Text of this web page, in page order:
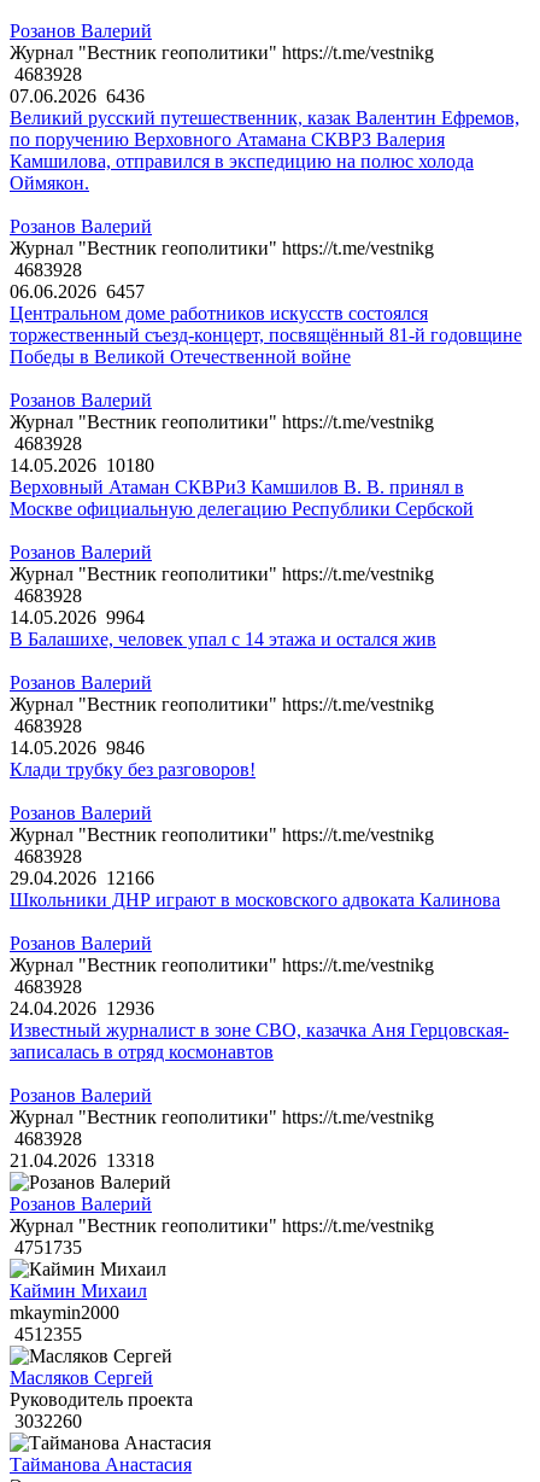
Розанов Валерий
Журнал "Вестник геополитики" https://t.me/vestnikg
4683928
07.06.2026 6436
Великий русский путешественник, казак Валентин Ефремов,
по поручению Верховного Атамана СКВРЗ Валерия
Камшилова, отправился в экспедицию на полюс холода
Оймякон.
Розанов Валерий
Журнал "Вестник геополитики" https://t.me/vestnikg
4683928
06.06.2026 6457
Центральном доме работников искусств состоялся
торжественный съезд-концерт, посвящённый 81-й годовщине
Победы в Великой Отечественной войне
Розанов Валерий
Журнал "Вестник геополитики" https://t.me/vestnikg
4683928
14.05.2026 10180
Верховный Атаман СКВРиЗ Камшилов В. В. принял в
Москве официальную делегацию Республики Сербской
Розанов Валерий
Журнал "Вестник геополитики" https://t.me/vestnikg
4683928
14.05.2026 9964
В Балашихе, человек упал с 14 этажа и остался жив
Розанов Валерий
Журнал "Вестник геополитики" https://t.me/vestnikg
4683928
14.05.2026 9846
Клади трубку без разговоров!
Розанов Валерий
Журнал "Вестник геополитики" https://t.me/vestnikg
4683928
29.04.2026 12166
Школьники ДНР играют в московского адвоката Калинова
Розанов Валерий
Журнал "Вестник геополитики" https://t.me/vestnikg
4683928
24.04.2026 12936
Известный журналист в зоне СВО, казачка Аня Герцовская-
записалась в отряд космонавтов
Розанов Валерий
Журнал "Вестник геополитики" https://t.me/vestnikg
4683928
21.04.2026 13318
Розанов Валерий
Журнал "Вестник геополитики" https://t.me/vestnikg
4751735
Каймин Михаил
mkaymin2000
4512355
Масляков Сергей
Руководитель проекта
3032260
Тайманова Анастасия